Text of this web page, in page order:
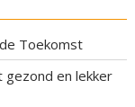
Toekomst
gezond en lekker